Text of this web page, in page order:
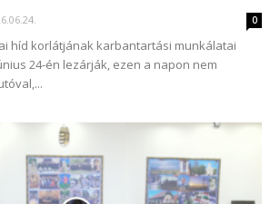
0
híd korlátjának karbantartási munkálatai
24-én lezárják, ezen a napon nem